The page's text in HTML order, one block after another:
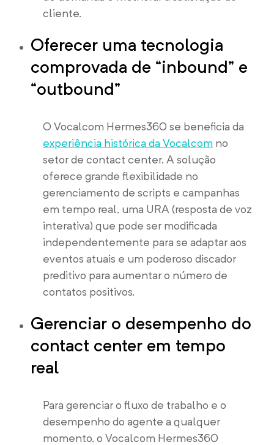
cliente.
Oferecer uma tecnologia
comprovada de “inbound” e
“outbound”
O Vocalcom Hermes360 se beneficia da
experiência histórica da Vocalcom no
setor de contact center. A solução
oferece grande flexibilidade no
gerenciamento de scripts e campanhas
em tempo real, uma URA (resposta de voz
interativa) que pode ser modificada
independentemente para se adaptar aos
eventos atuais e um poderoso discador
preditivo para aumentar o número de
contatos positivos.
Gerenciar o desempenho do
contact center em tempo
real
Para gerenciar o fluxo de trabalho e o
desempenho do agente a qualquer
momento, o Vocalcom Hermes360